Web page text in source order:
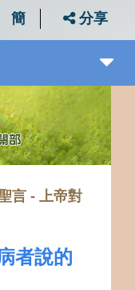
簡 分享
言 - 上帝對
者說的